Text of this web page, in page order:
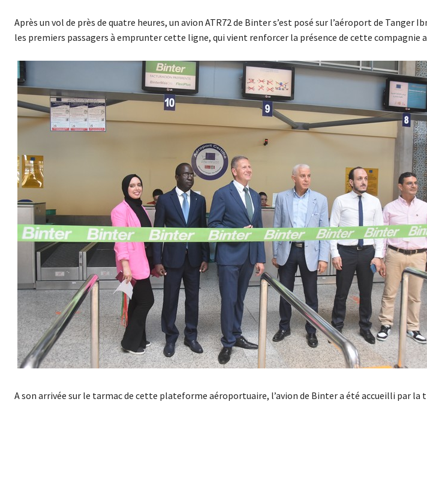
Après un vol de près de quatre heures, un avion ATR72 de Binter s’est posé sur l’aéroport de Tanger
les premiers passagers à emprunter cette ligne, qui vient renforcer la présence de cette compagnie
A son arrivée sur le tarmac de cette plateforme aéroportuaire, l’avion de Binter a été accueilli par la